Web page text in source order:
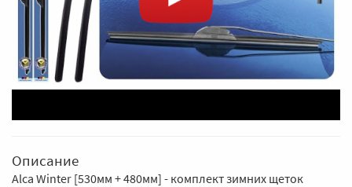
Описание
Alca Winter [530мм + 480мм] - комплект зимних щеток